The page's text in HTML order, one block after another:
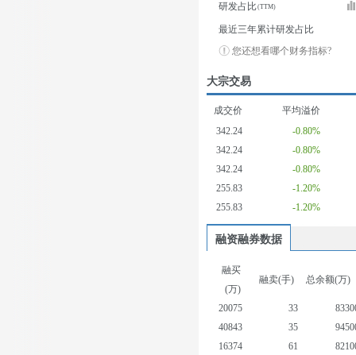
研发占比
最近三年累计研发占比
您还想看哪个财务指标?
大宗交易
成交价
平均溢价
342.24
-0.80%
342.24
-0.80%
342.24
-0.80%
255.83
-1.20%
255.83
-1.20%
融资融券数据
融买
(万)
融卖(手) 总余额(万)
20075 33
40843
35
16374
61